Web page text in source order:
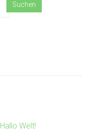
Hallo Welt!